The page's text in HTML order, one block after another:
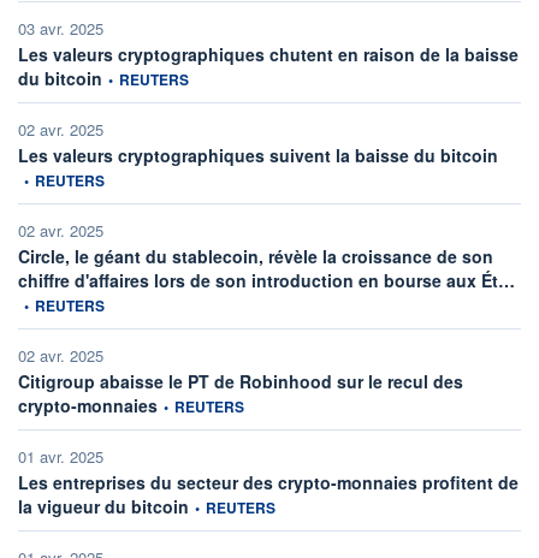
03 avr. 2025
Les valeurs cryptographiques chutent en raison de la baisse
du bitcoin information fournie par
• REUTERS
02 avr. 2025
Les valeurs cryptographiques suivent la baisse du bitcoin
• REUTERS
02 avr. 2025
Circle, le géant du stablecoin, révèle la croissance de son
chiffre d'affaires lors de son introduction en bourse aux Ét…
• REUTERS
02 avr. 2025
Citigroup abaisse le PT de Robinhood sur le recul des
crypto-monnaies information fournie par
• REUTERS
01 avr. 2025
Les entreprises du secteur des crypto-monnaies profitent de
la vigueur du bitcoin information fournie par
• REUTERS